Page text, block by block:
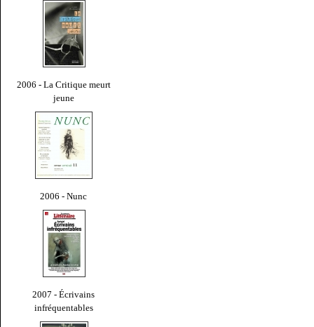
2006 - La Critique meurt
jeune
2006 - Nunc
2007 - Écrivains
infréquentables